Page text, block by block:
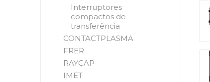
Interruptores
compactos de
transferência
CONTACTPLASMA
FRER
RAYCAP
IMET